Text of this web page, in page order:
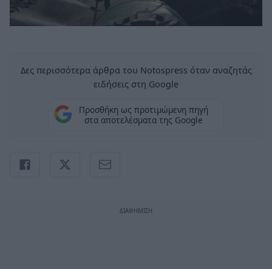
Δες περισσότερα άρθρα του Notospress όταν αναζητάς
ειδήσεις στη Google
Προσθήκη ως προτιμώμενη πηγή
στα αποτελέσματα της Google